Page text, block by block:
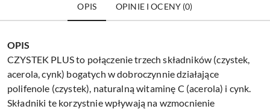
OPIS OPINIE I OCENY (0)
OPIS
CZYSTEK PLUS to połączenie trzech składników (czystek,
acerola, cynk) bogatych w dobroczynnie działające
polifenole (czystek), naturalną witaminę C (acerola) i cynk.
Składniki te korzystnie wpływają na wzmocnienie